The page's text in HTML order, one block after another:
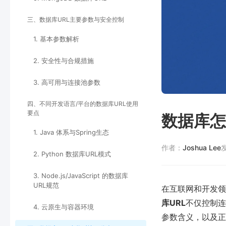
三、数据库URL主要参数与安全控制
1. 基本参数解析
2. 安全性与合规措施
3. 高可用与连接池参数
四、不同开发语言/平台的数据库URL使用
要点
1. Java 体系与Spring生态
2. Python 数据库URL模式
3. Node.js/JavaScript 的数据库
URL规范
4. 云原生与容器环境
数据库
作者： Joshua Lee
在互联网和开发
库URL不仅控制
参数含义，以及